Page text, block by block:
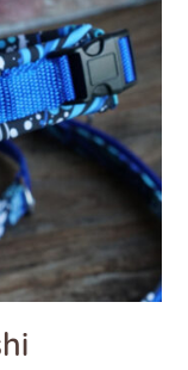
auf
der
Produktseite
gewählt
werden